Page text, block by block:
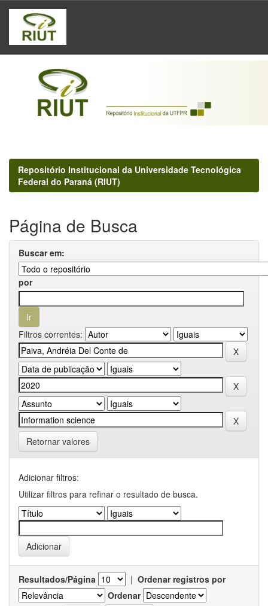
Skip
navigation
Repositório Institucional da Universidade Tecnológica
Federal do Paraná (RIUT)
Página de Busca
Buscar em:
por
Filtros correntes:
Retornar valores
Adicionar filtros:
Utilizar filtros para refinar o resultado de busca.
Resultados/Página | Ordenar registros por
Ordenar